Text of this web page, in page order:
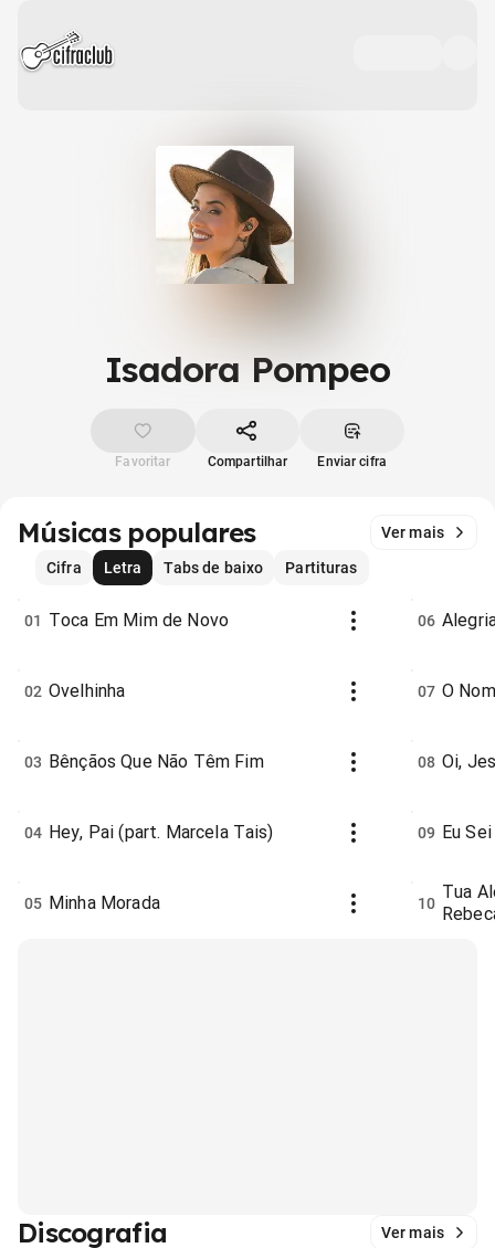
Isadora Pompeo
Favoritar Compartilhar Enviar cifra
Músicas populares
Ver mais
Cifra
Letra Tabs de baixo Partituras
01 Toca Em Mim de Novo
02 Ovelhinha
03 Bênçãos Que Não Têm Fim
04 Hey, Pai (part. Marcela Tais)
05 Minha Morada
06
07 O
08 Oi,
09 Eu
10
Tua
Discografia Ver mais